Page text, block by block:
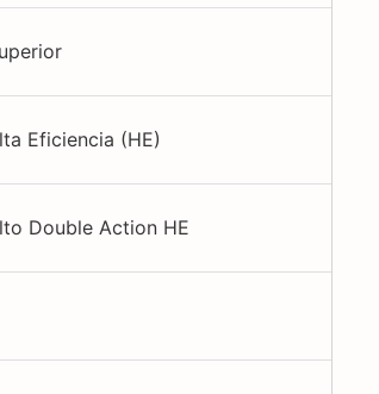
Eficiencia (HE)
Double Action HE